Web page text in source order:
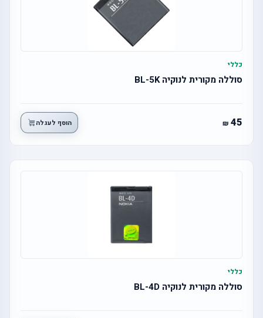
כללי
סוללה מקורית לנוקיה BL-5K
45 הוסף לעגלה
כללי
סוללה מקורית לנוקיה BL-4D